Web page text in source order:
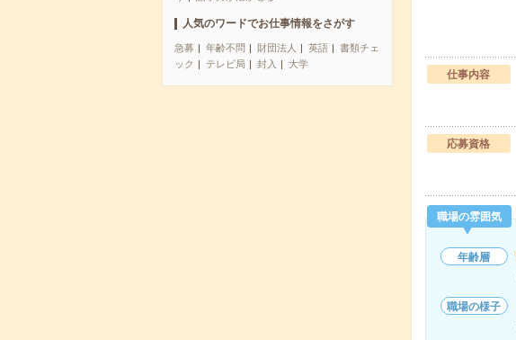
人気のワードでお仕事情報をさがす
急募 年齢不問 財団法人 英語
書類チェ
ック
テレビ局 封入 大学
仕事内容
応募資格
職場の雰囲気
年齢層
職場の様子